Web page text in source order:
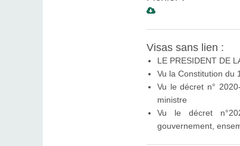
Visas sans lien :
LE PRESIDENT DE
Vu la Constitution du
Vu le décret n°
ministre
Vu le décret
gouvernement,